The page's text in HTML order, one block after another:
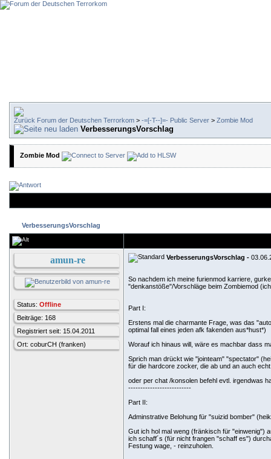
Forum der Deutschen Terrorkom > -=[-T--]=- Public Server > Zombie Mod
VerbesserungsVorschlag
Zombie Mod
VerbesserungsVorschlag
amun-re
Status: Offline
Beiträge: 168
Registriert seit: 15.04.2011
Ort: coburCH (franken)
VerbesserungsVorschlag -
So nachdem ich meine furienmod karriere,
"denkanstöße"/Vorschläge beim Zombiemod
Part I:
Erstens mal die charmante Frage, was das
optimal fall eines jeden afk fakenden aus*hust*)
Worauf ich hinaus will, wäre es machbar dass
Sprich man drückt wie "jointeam" "spectator"
für die hardcore zocker, die ab und an auch
oder per chat /konsolen befehl evtl. irgendwas
--------------------------
Part II:
Adminstrative Belohung für "suizid bomber"
Gut ich hol mal weng (fränkisch für "einwenig")
ich schaff´s (für nicht frangen "schaff es")
Festung wage, - reinzuholen.